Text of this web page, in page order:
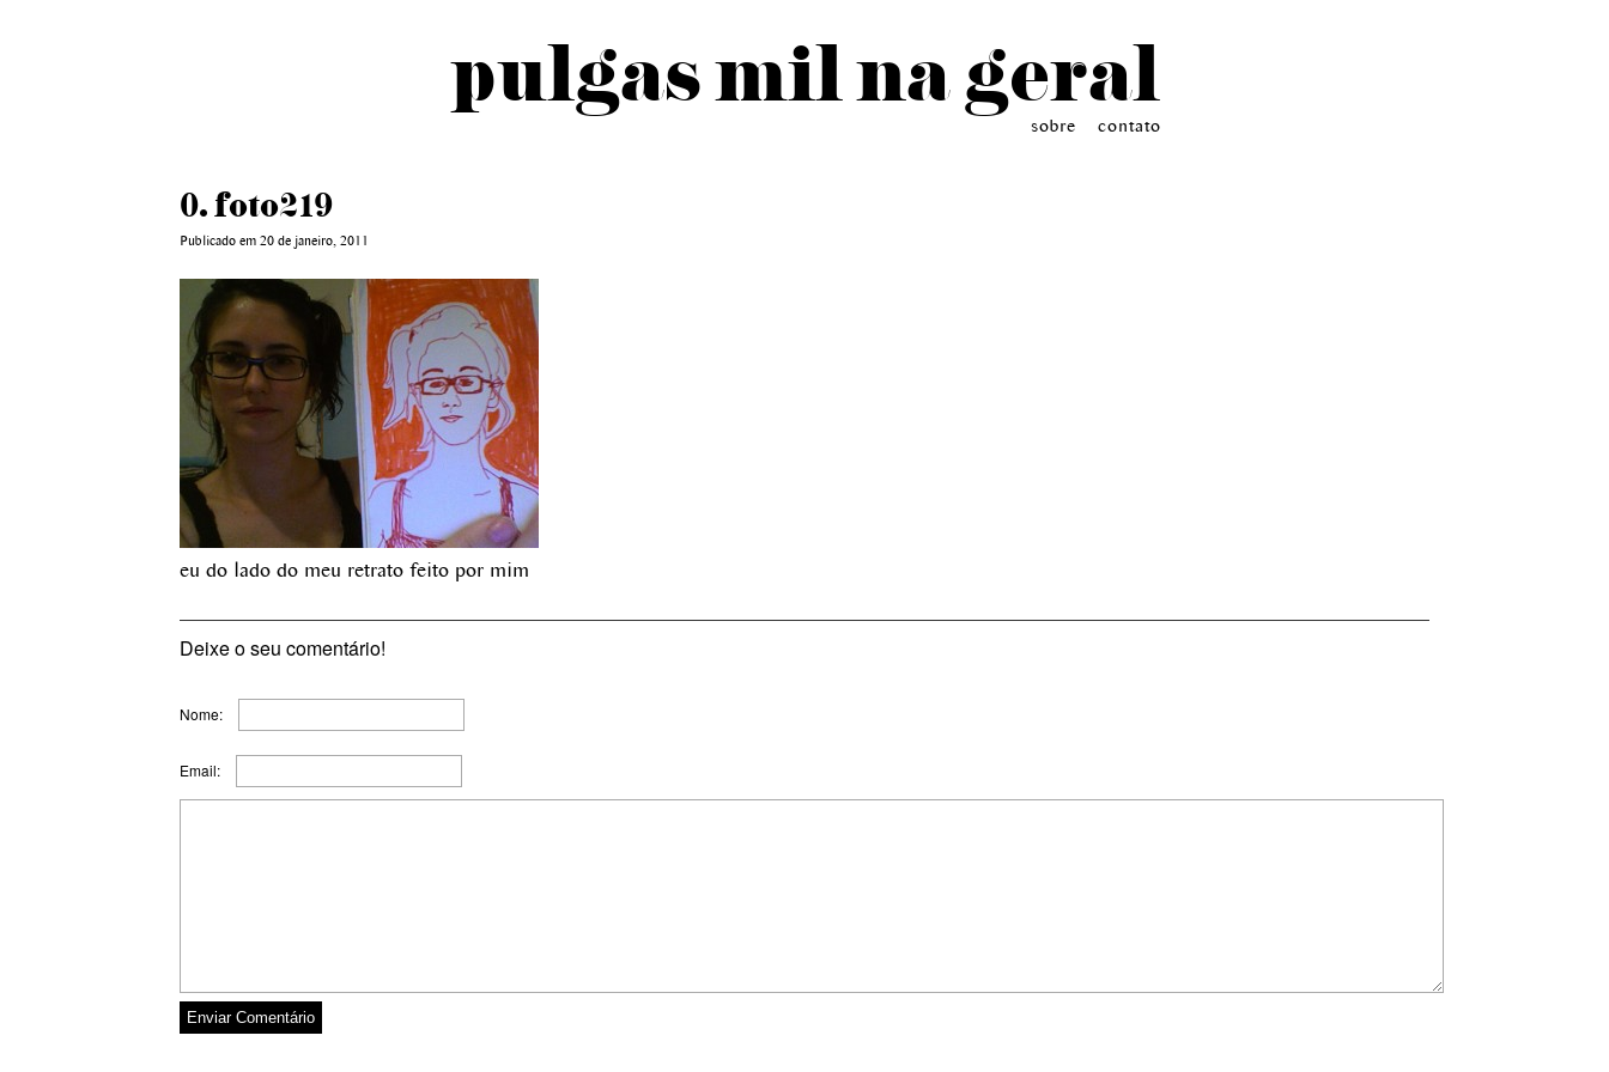
pulgas mil na geral
contato
sobre
0. foto219
Publicado em 20 de janeiro, 2011
eu do lado do meu retrato feito por mim
Deixe o seu comentário!
Nome:
Email: